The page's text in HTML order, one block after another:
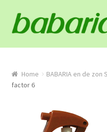
Skip
to
Skip
to
Home
Winkel
Algemene voorwaarden
Home BABARIA en de zon
factor 6